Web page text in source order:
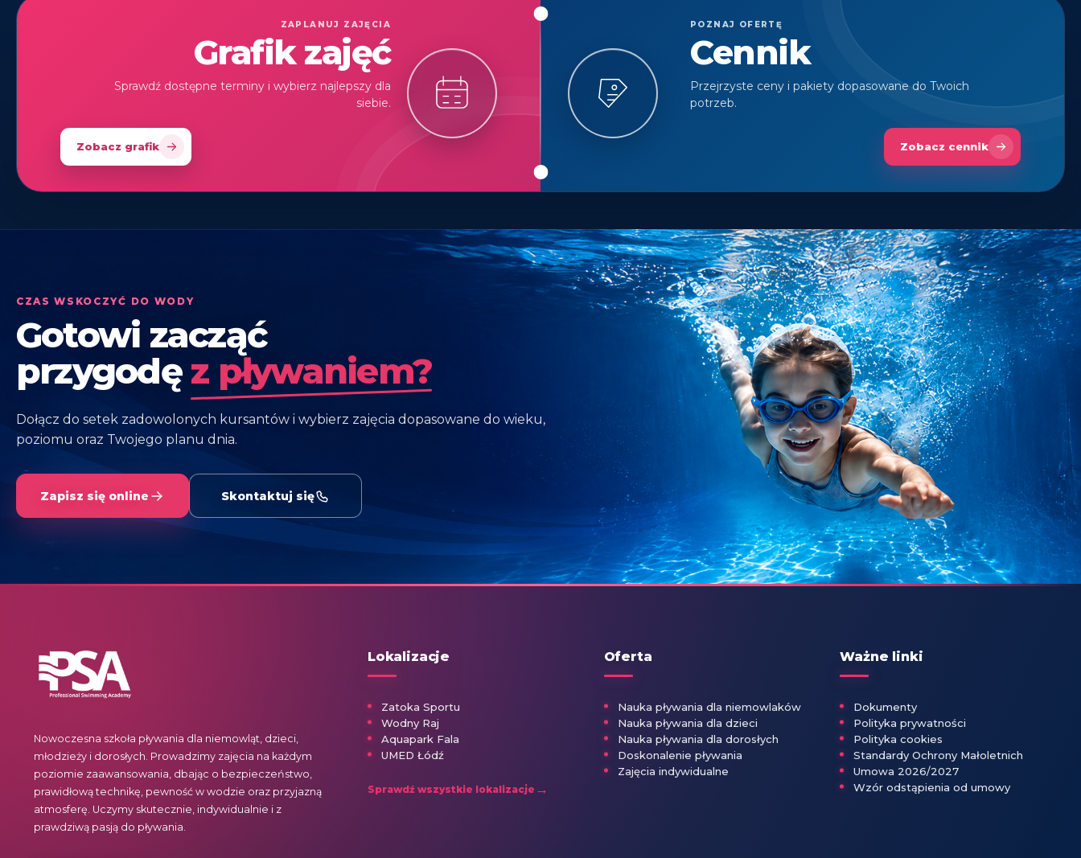
ZAPLANUJ ZAJĘCIA
Grafik zajęć
Sprawdź dostępne terminy i wybierz najlepszy dla
siebie.
Zobacz grafik
POZNAJ OFERTĘ
Cennik
Przejrzyste ceny i pakiety dopasowane do Twoich
potrzeb.
Zobacz cennik
CZAS WSKOCZYĆ DO WODY
Gotowi zacząć
przygodę z pływaniem?
Dołącz do setek zadowolonych kursantów i wybierz zajęcia dopasowane do wieku,
poziomu oraz Twojego planu dnia.
Zapisz się online Skontaktuj się
Nowoczesna szkoła pływania dla niemowląt, dzieci,
młodzieży i dorosłych. Prowadzimy zajęcia na każdym
poziomie zaawansowania, dbając o bezpieczeństwo,
prawidłową technikę, pewność w wodzie oraz przyjazną
atmosferę. Uczymy skutecznie, indywidualnie i z
prawdziwą pasją do pływania.
Lokalizacje
Zatoka Sportu
Wodny Raj
Aquapark Fala
UMED Łódź
Sprawdź wszystkie lokalizacje →
Oferta
Nauka pływania dla niemowlaków
Nauka pływania dla dzieci
Nauka pływania dla dorosłych
Doskonalenie pływania
Zajęcia indywidualne
Ważne linki
Dokumenty
Polityka prywatności
Polityka cookies
Standardy Ochrony Małoletnich
Umowa 2026/2027
Wzór odstąpienia od umowy